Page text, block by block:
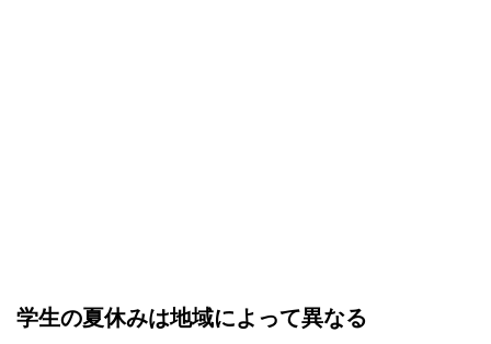
学生の夏休みは地域によって異なる